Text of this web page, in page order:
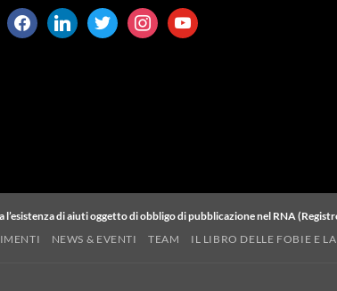
facebooklinkedintwitterinstagramyoutube
l’esistenza di aiuti oggetto di obbligo di pubblicazione nel RNA
NEWS & EVENTI TEAM IL LIBRO DELLE FOBIE E